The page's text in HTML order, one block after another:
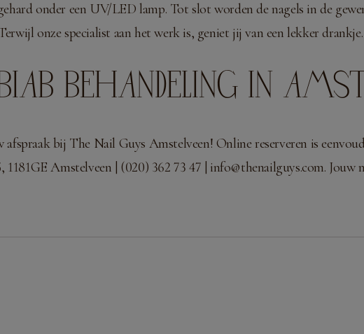
onder een UV/LED lamp. Tot slot worden de nagels in de
onze specialist aan het werk is, geniet jij van een lekker drankje.
BEHANDELING IN
bij The Nail Guys Amstelveen! Online reserveren is
Amstelveen | (020) 362 73 47 | info@thenailguys.com. Jouw